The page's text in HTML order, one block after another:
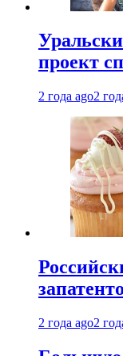
проект
2 года ago2
2 года ago2